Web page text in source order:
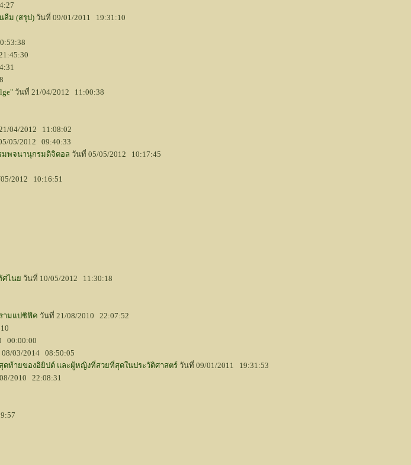
ลืม (สรุป) วันที่ 09/01/2011 19:31:10
วันที่ 21/04/2012 11:00:38
04/2012 11:08:02
05/2012 09:40:33
มพจนานุกรมดิจิตอล วันที่ 05/05/2012 10:17:45
2012 10:16:51
ศไนย วันที่ 10/05/2012 11:30:18
รามแปซิฟิค วันที่ 21/08/2010 22:07:52
00:00:00
03/2014 08:50:05
ท้ายของอิยิปต์ และผู้หญิงที่สวยที่สุดในประวัติศาสตร์ วันที่ 09/01/2011 19:31:53
2010 22:08:31